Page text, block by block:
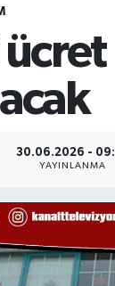
30.06.2026 -
YAYINLANMA